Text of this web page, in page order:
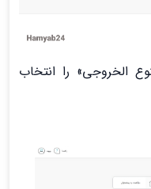
الخروجی» را انتخاب